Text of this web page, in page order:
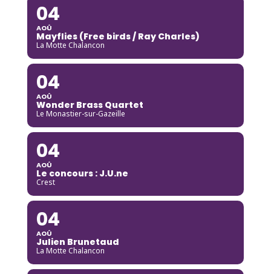
04
AOÛ
Mayflies (Free birds / Ray Charles)
La Motte Chalancon
04
AOÛ
Wonder Brass Quartet
Le Monastier-sur-Gazeille
04
AOÛ
Le concours : J.U.ne
Crest
04
AOÛ
Julien Brunetaud
La Motte Chalancon